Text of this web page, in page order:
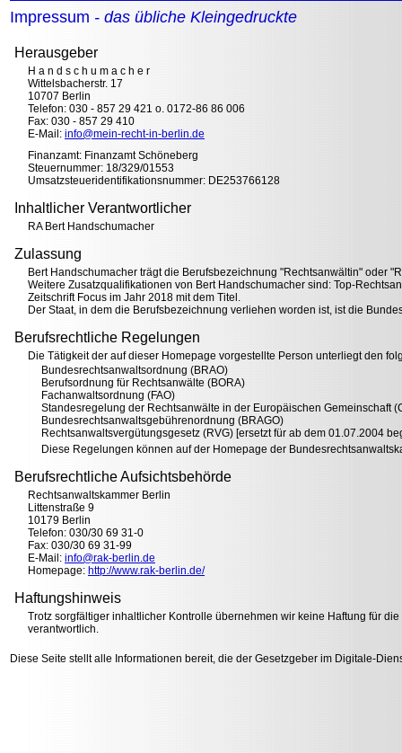
Impressum - das übliche Kleingedruckte
Herausgeber
H a n d s c h u m a c h e r
Wittelsbacherstr. 17
10707 Berlin
Telefon: 030 - 857 29 421 o. 0172-86 86 006
Fax: 030 - 857 29 410
E-Mail: info@mein-recht-in-berlin.de
Finanzamt: Finanzamt Schöneberg
Steuernummer: 18/329/01553
Umsatzsteueridentifikationsnummer: DE253766128
Inhaltlicher Verantwortlicher
RA Bert Handschumacher
Zulassung
Bert Handschumacher trägt die Berufsbezeichnung "Rechtsanwältin" oder
Weitere Zusatzqualifikationen von Bert Handschumacher sind: Top-
Zeitschrift Focus im Jahr 2018 mit dem Titel.
Der Staat, in dem die Berufsbezeichnung verliehen worden ist, ist die
Berufsrechtliche Regelungen
Die Tätigkeit der auf dieser Homepage vorgestellte Person unterliegt den
Bundesrechtsanwaltsordnung (BRAO)
Berufsordnung für Rechtsanwälte (BORA)
Fachanwaltsordnung (FAO)
Standesregelung der Rechtsanwälte in der Europäischen Gemeinschaft
Bundesrechtsanwaltsgebührenordnung (BRAGO)
Rechtsanwaltsvergütungsgesetz (RVG) [ersetzt für ab dem 01.07.2004
Diese Regelungen können auf der Homepage der
Berufsrechtliche Aufsichtsbehörde
Rechtsanwaltskammer Berlin
Littenstraße 9
10179 Berlin
Telefon: 030/30 69 31-0
Fax: 030/30 69 31-99
E-Mail: info@rak-berlin.de
Homepage: http://www.rak-berlin.de/
Haftungshinweis
Trotz sorgfältiger inhaltlicher Kontrolle übernehmen wir keine Haftung für
verantwortlich.
Diese Seite stellt alle Informationen bereit, die der Gesetzgeber im Digitale-